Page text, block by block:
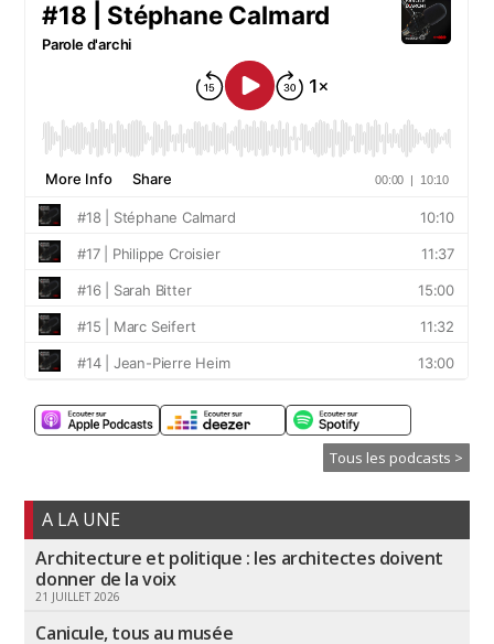
Tous les podcasts >
A LA UNE
Architecture et politique : les architectes doivent
donner de la voix
21 JUILLET 2026
Canicule, tous au musée